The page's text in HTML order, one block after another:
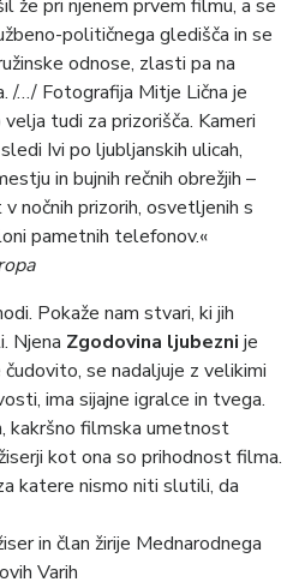
že pri njenem prvem filmu, a se
političnega gledišča in se
odnose, zlasti pa na
/…/ Fotografija Mitje Lična je
tudi za prizorišča. Kameri
Ivi po ljubljanskih ulicah,
in bujnih rečnih obrežjih –
nočnih prizorih, osvetljenih s
pametnih telefonov.«
Pokaže nam stvari, ki jih
Njena Zgodovina ljubezni je
se nadaljuje z velikimi
ima sijajne igralce in tvega.
kakršno filmska umetnost
kot ona so prihodnost filma.
katere nismo niti slutili, da
in član žirije Mednarodnega
Varih